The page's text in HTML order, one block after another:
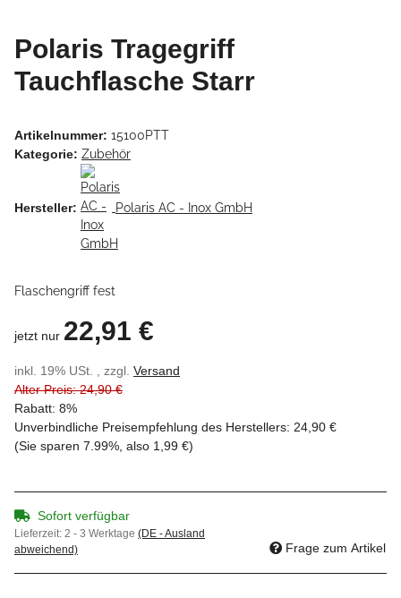
Polaris Tragegriff
Tauchflasche Starr
Artikelnummer: 15100PTT
Kategorie: Zubehör
Hersteller: Polaris AC - Inox GmbH
Flaschengriff fest
jetzt nur 22,91 €
inkl. 19% USt. , zzgl. Versand
Alter Preis: 24,90 €
Rabatt: 8%
Unverbindliche Preisempfehlung des Herstellers: 24,90 €
(Sie sparen 7.99% , also 1,99 €)
Sofort verfügbar
Lieferzeit: 2 - 3 Werktage (DE - Ausland
abweichend)
Frage zum Artikel